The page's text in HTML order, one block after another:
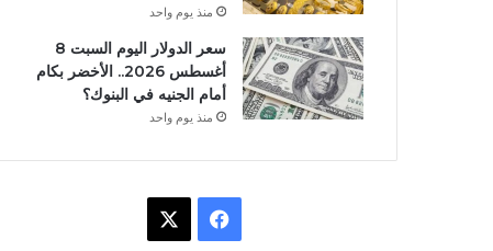
منذ يوم واحد
سعر الدولار اليوم السبت 8
أغسطس 2026.. الأخضر بكام
أمام الجنيه في البنوك؟
منذ يوم واحد